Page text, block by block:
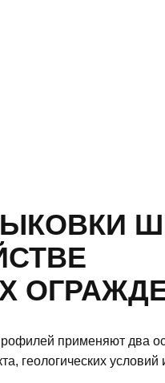
применяют два
геологических условий